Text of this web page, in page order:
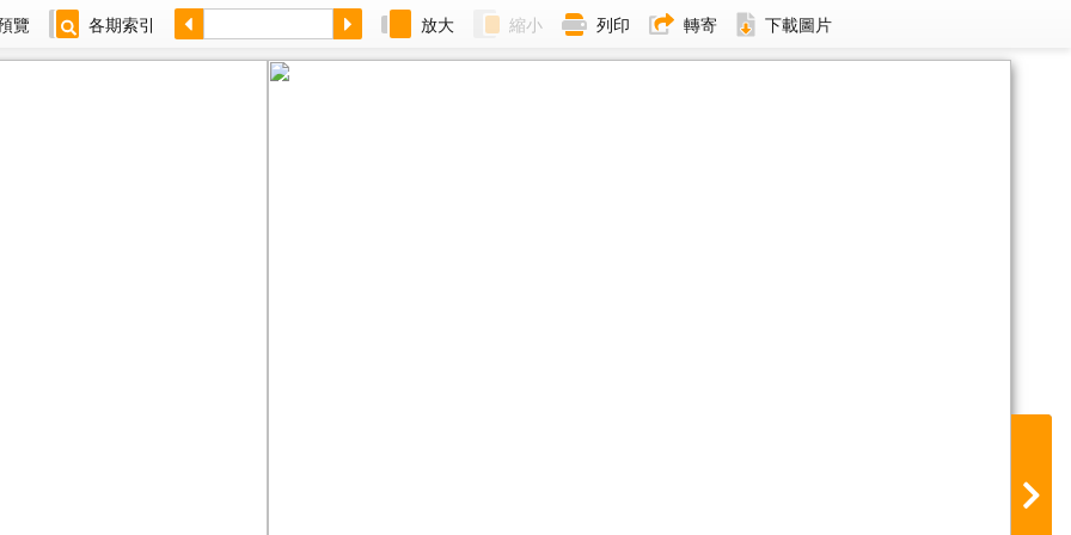
覽 各期索引 放大 縮小 列印 轉寄 下載圖片